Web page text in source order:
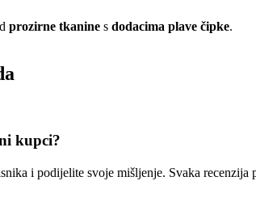
prozirne tkanine s dodacima plave čipke.
kupci?
i podijelite svoje mišljenje. Svaka